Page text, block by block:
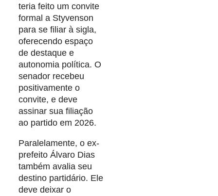
teria feito um convite
formal a Styvenson
para se filiar à sigla,
oferecendo espaço
de destaque e
autonomia política. O
senador recebeu
positivamente o
convite, e deve
assinar sua filiação
ao partido em 2026.
Paralelamente, o ex-
prefeito Álvaro Dias
também avalia seu
destino partidário. Ele
deve deixar o